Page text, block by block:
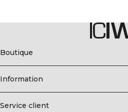
Boutique
Information
Service client